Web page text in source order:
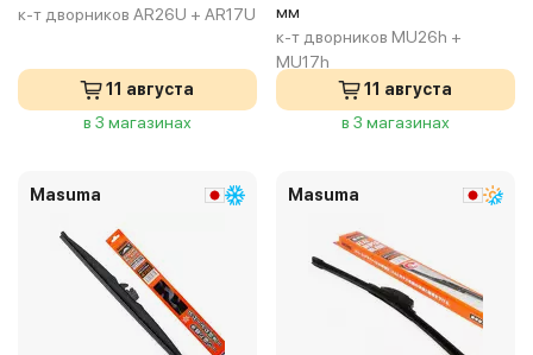
к-т дворников AR26U + AR17U
11 августа
в 3 магазинах
мм
к-т дворников MU26h +
MU17h
11 августа
в 3 магазинах
Masuma Masuma